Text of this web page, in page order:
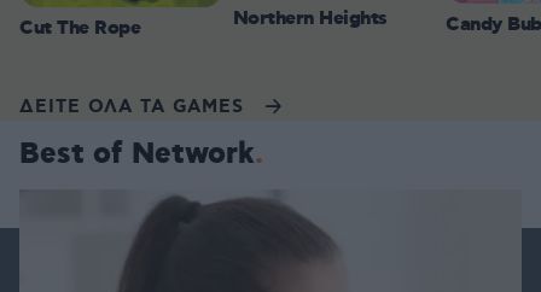
Cut The Rope Northern Heights Candy
ΔΕΙΤΕ ΟΛΑ ΤΑ GAMES
Best of Network